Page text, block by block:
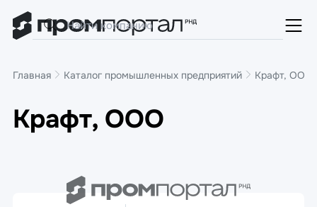
Главная Каталог промышленных предприятий Крафт, ООО
Крафт, ООО